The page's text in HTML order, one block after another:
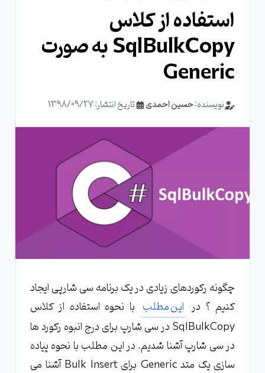
استفاده از کلاس
SqlBulkCopy به صورت
Generic
نویسنده:حسین احمدی تاریخ انتشار: 1398/09/27
چگونه رکوردهای زیادی در یک برنامه سی شارپی ایجاد
کنیم ؟ در
این مطلب با نحوه استفاده از کلاس
SqlBulkCopy در سی شارپ برای درج انبوه رکورد ها
در سی شارپ آشنا شدیم. در این مطلب با نحوه پیاده
سازی یک متد Generic برای Bulk Insert آشنا می